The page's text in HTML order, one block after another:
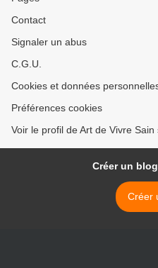
Contact
Signaler un abus
C.G.U.
Cookies et données
Préférences cookies
Voir le profil de Art de Vivre
Créer un
Créer